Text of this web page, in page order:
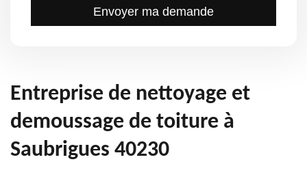
Entreprise de nettoyage et
demoussage de toiture à
Saubrigues 40230